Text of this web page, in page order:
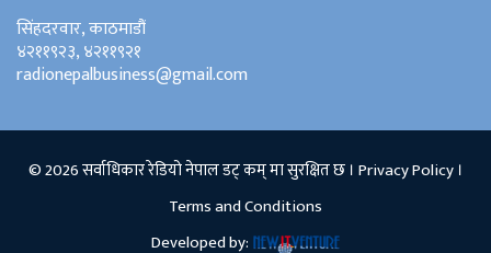
सिंहदरवार, काठमाडौं
४२११९२३, ४२११९२१
radionepalbusiness@gmail.com
© 2026 सर्वाधिकार रेडियो नेपाल डट् कम् मा सुरक्षित छ । Privacy Policy।
Terms and Conditions
Developed by: